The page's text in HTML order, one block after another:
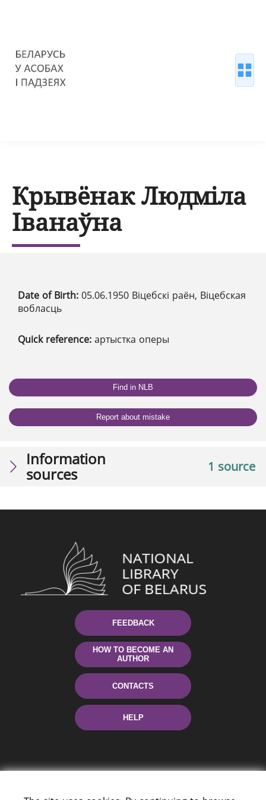
Крывёнак Людміла
Іванаўна
Date of Birth: 05.06.1950 Віцебскі раён, Віцебская
вобласць
Quick reference: артыстка оперы
Find in NLB
Report about mistake
1 source
Information
sources
FEEDBACK
HOW TO BECOME AN
AUTHOR
CONTACTS
HELP